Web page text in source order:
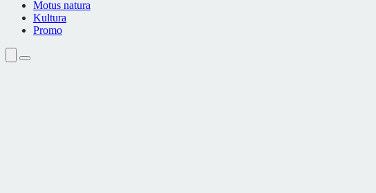
Motus natura
Kultura
Promo